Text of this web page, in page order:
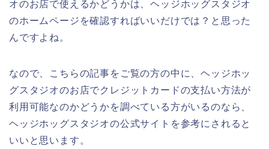
オのお店で使えるかどうかは、ヘッジホッグスタジオ
のホームページを確認すればいいだけでは？と思った
んですよね。
なので、こちらの記事をご覧の方の中に、ヘッジホッ
グスタジオのお店でクレジットカードの支払い方法が
利用可能なのかどうかを調べている方がいるのなら、
ヘッジホッグスタジオの公式サイトを参考にされると
いいと思います。